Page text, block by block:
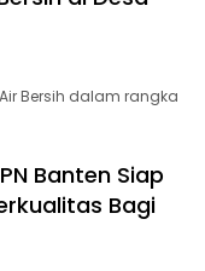
Bersih dalam rangka
Banten Siap
Bagi